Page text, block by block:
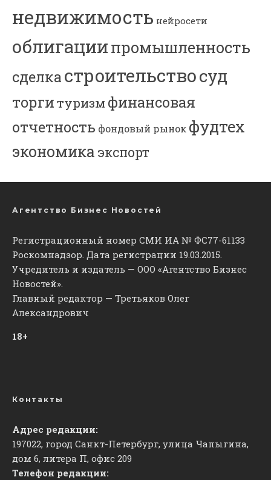
недвижимость нейросети
облигациипромышленность
сделкастроительствосуд
торгитуризм финансовая
отчетность фондовый рынок фудтех
экономика экспорт
Агентство Бизнес Новостей
Регистрационный номер СМИ ИА № ФС77-61133
Роскомнадзор. Дата регистрации 19.03.2015.
Учредитель и издатель — ООО «Агентство Бизнес
Новостей».
Главный редактор — Третьяков Олег
Александрович
18+
Контакты
Адрес редакции:
197022, город Санкт-Петербург, улица Чапыгина,
дом 6, литера П, офис 209
Телефон редакции: